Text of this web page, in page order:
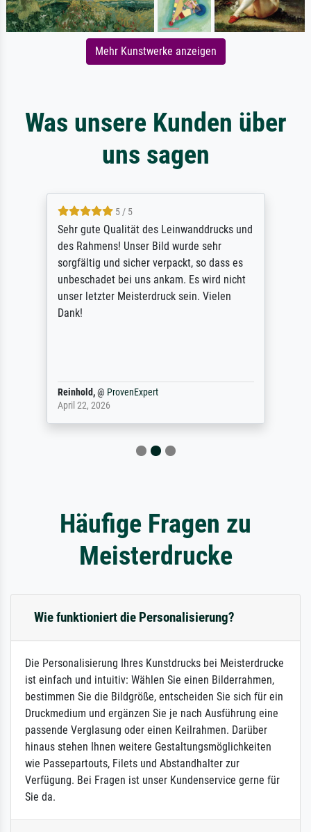
Mehr Kunstwerke anzeigen
Was unsere Kunden über
uns sagen
5 / 5
Sehr gute Qualität des Leinwanddrucks und
des Rahmens! Unser Bild wurde sehr
sorgfältig und sicher verpackt, so dass es
unbeschadet bei uns ankam. Es wird nicht
unser letzter Meisterdruck sein. Vielen
Dank!
Reinhold,@ ProvenExpert
April 22, 2026
Häufige Fragen zu
Meisterdrucke
Wie funktioniert die Personalisierung?
Die Personalisierung Ihres Kunstdrucks bei Meisterdrucke
ist einfach und intuitiv: Wählen Sie einen Bilderrahmen,
bestimmen Sie die Bildgröße, entscheiden Sie sich für ein
Druckmedium und ergänzen Sie je nach Ausführung eine
passende Verglasung oder einen Keilrahmen. Darüber
hinaus stehen Ihnen weitere Gestaltungsmöglichkeiten
wie Passepartouts, Filets und Abstandhalter zur
Verfügung. Bei Fragen ist unser Kundenservice gerne für
Sie da.